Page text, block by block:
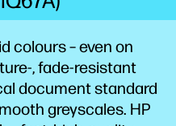
colours – even on
, fade-resistant
document standard
greyscales. HP